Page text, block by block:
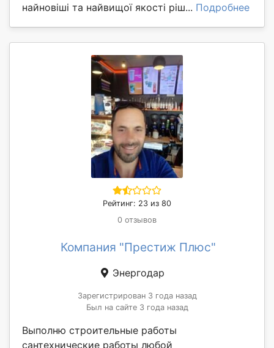
найновіші та найвищої якості ріш... Подробнее
Рейтинг: 23 из 80
0 отзывов
Компания "Престиж Плюс"
Энергодар
Зарегистрирован 3 года назад
Был на сайте 3 года назад
Выполню строительные работы
сантехнические работы любой